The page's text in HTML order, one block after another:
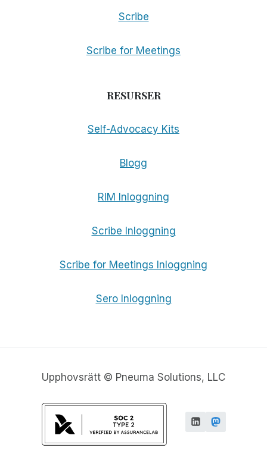
Scribe
Scribe for Meetings
RESURSER
Self-Advocacy Kits
Blogg
RIM Inloggning
Scribe Inloggning
Scribe for Meetings Inloggning
Sero Inloggning
Upphovsrätt © Pneuma Solutions, LLC